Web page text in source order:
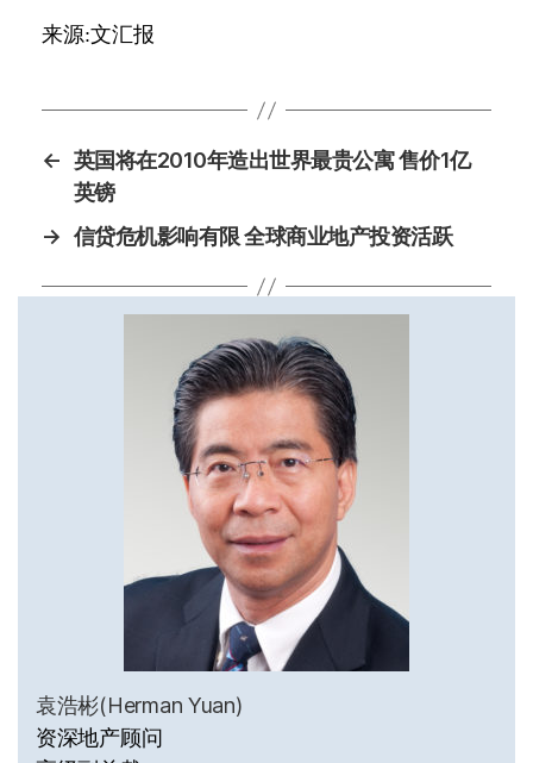
来源:文汇报
← 英国将在2010年造出世界最贵公寓 售价1亿
英镑
→ 信贷危机影响有限 全球商业地产投资活跃
袁浩彬(Herman Yuan)
资深地产顾问